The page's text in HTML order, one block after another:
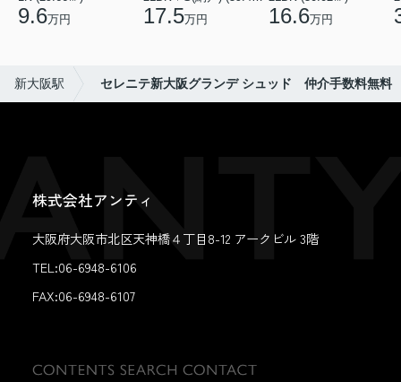
9.6万円 17.5万円 16.6万円
新大阪駅 セレニテ新大阪グランデ シュッド 仲介手数料無料
株式会社アンティ
大阪府大阪市北区天神橋４丁目8-12 アークビル 3階
TEL:06-6948-6106
FAX:06-6948-6107